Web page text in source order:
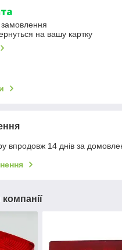
на вашу картку
впродовж 14 днів за